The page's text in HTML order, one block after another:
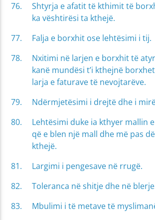
Shtyrja e afatit të kthimit të
ka vështirësi ta kthejë.
Falja e borxhit ose lehtësimi i tij.
Nxitimi në larjen e borxhit të
kanë mundësi t’i kthejnë
larja e faturave të nevojtarëve.
Ndërmjetësimi i drejtë dhe i
Lehtësimi duke ia kthyer mallin
që e blen një mall dhe më pas
kthejë.
Largimi i pengesave në rrugë.
Toleranca në shitje dhe në
Mbulimi i të metave të